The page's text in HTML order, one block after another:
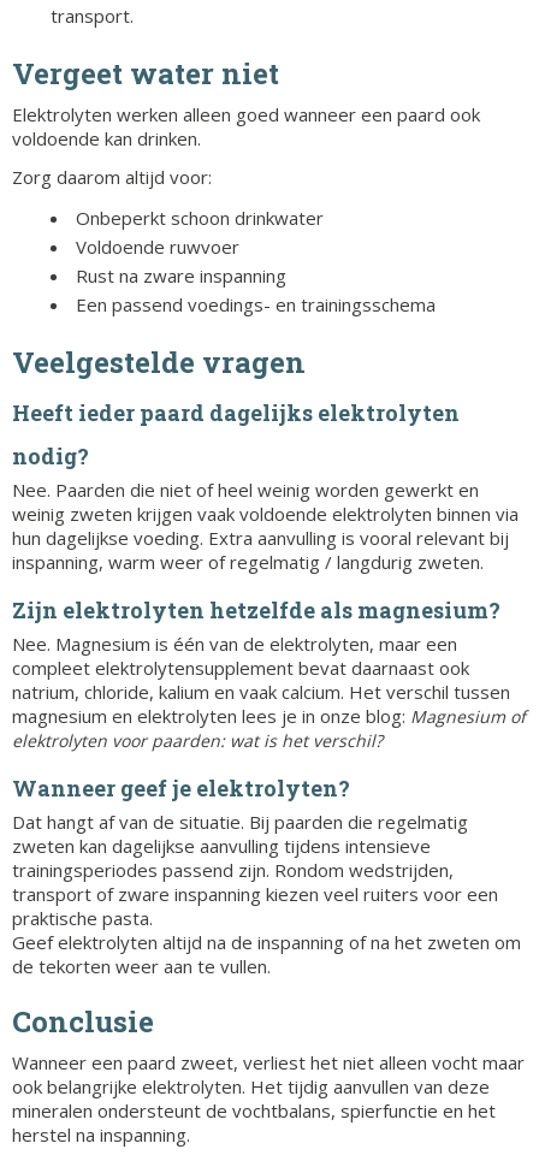
transport.
Vergeet water niet
Elektrolyten werken alleen goed wanneer een paard ook
voldoende kan drinken.
Zorg daarom altijd voor:
Onbeperkt schoon drinkwater
Voldoende ruwvoer
Rust na zware inspanning
Een passend voedings- en trainingsschema
Veelgestelde vragen
Heeft ieder paard dagelijks elektrolyten
nodig?
Nee. Paarden die niet of heel weinig worden gewerkt en
weinig zweten krijgen vaak voldoende elektrolyten binnen via
hun dagelijkse voeding. Extra aanvulling is vooral relevant bij
inspanning, warm weer of regelmatig / langdurig zweten.
Zijn elektrolyten hetzelfde als magnesium?
Nee. Magnesium is één van de elektrolyten, maar een
compleet elektrolytensupplement bevat daarnaast ook
natrium, chloride, kalium en vaak calcium. Het verschil tussen
magnesium en elektrolyten lees je in onze blog: Magnesium of
elektrolyten voor paarden: wat is het verschil?
Wanneer geef je elektrolyten?
Dat hangt af van de situatie. Bij paarden die regelmatig
zweten kan dagelijkse aanvulling tijdens intensieve
trainingsperiodes passend zijn. Rondom wedstrijden,
transport of zware inspanning kiezen veel ruiters voor een
praktische pasta.
Geef elektrolyten altijd na de inspanning of na het zweten om
de tekorten weer aan te vullen.
Conclusie
Wanneer een paard zweet, verliest het niet alleen vocht maar
ook belangrijke elektrolyten. Het tijdig aanvullen van deze
mineralen ondersteunt de vochtbalans, spierfunctie en het
herstel na inspanning.